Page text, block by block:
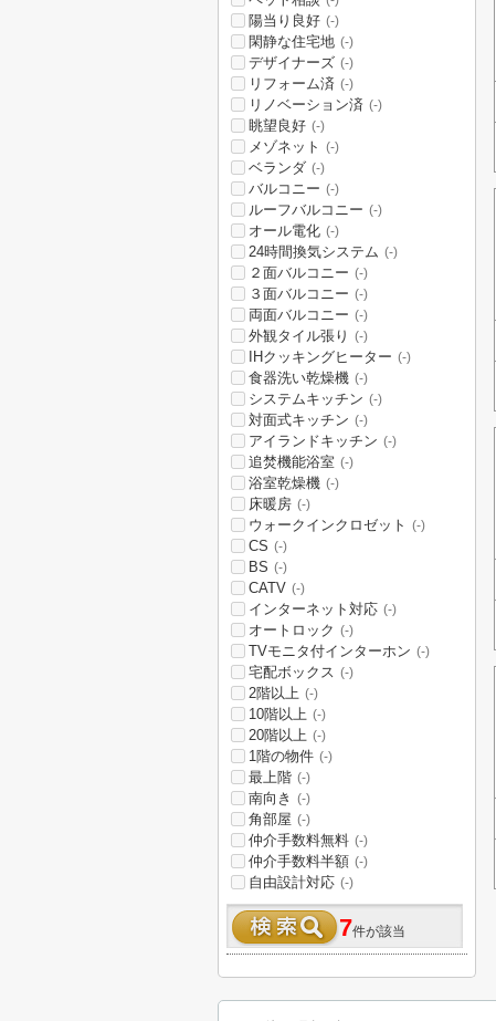
陽当り良好 (-)
閑静な住宅地 (-)
デザイナーズ (-)
リフォーム済 (-)
リノベーション済 (-)
眺望良好 (-)
メゾネット (-)
ベランダ (-)
バルコニー (-)
ルーフバルコニー (-)
オール電化 (-)
24時間換気システム (-)
２面バルコニー (-)
３面バルコニー (-)
両面バルコニー (-)
外観タイル張り (-)
IHクッキングヒーター (-)
食器洗い乾燥機 (-)
システムキッチン (-)
対面式キッチン (-)
アイランドキッチン (-)
追焚機能浴室 (-)
浴室乾燥機 (-)
床暖房 (-)
ウォークインクロゼット (-)
CS (-)
BS (-)
CATV (-)
インターネット対応 (-)
オートロック (-)
TVモニタ付インターホン (-)
宅配ボックス (-)
2階以上 (-)
10階以上 (-)
20階以上 (-)
1階の物件 (-)
最上階 (-)
南向き (-)
角部屋 (-)
仲介手数料無料 (-)
仲介手数料半額 (-)
自由設計対応 (-)
7件が該当